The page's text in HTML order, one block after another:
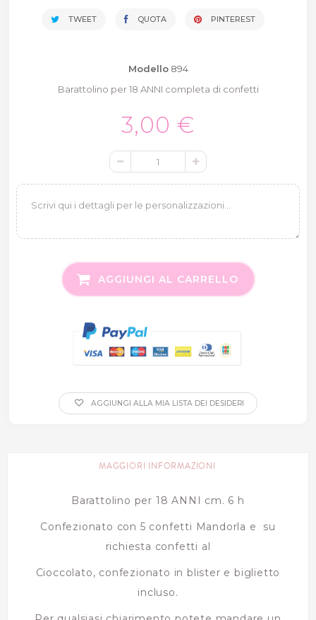
TWEET QUOTA PINTEREST
Modello 894
Barattolino per 18 ANNI completa di confetti
3,00 €
AGGIUNGI AL CARRELLO
AGGIUNGI ALLA MIA LISTA DEI DESIDERI
MAGGIORI INFORMAZIONI
Barattolino per 18 ANNI cm. 6 h
Confezionato con 5 confetti Mandorla e su
richiesta confetti al
Cioccolato, confezionato in blister e biglietto
incluso.